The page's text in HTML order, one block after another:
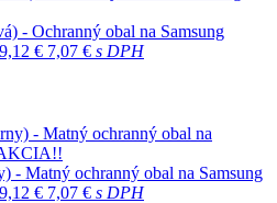
- Ochranný obal na Samsung
9,12 € 7,07 € s DPH
- Matný ochranný obal na Samsung
9,12 € 7,07 € s DPH